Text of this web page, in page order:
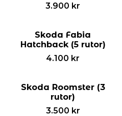
3.900 kr
Skoda Fabia
Hatchback (5 rutor)
4.100 kr
Skoda Roomster (3
rutor)
3.500 kr